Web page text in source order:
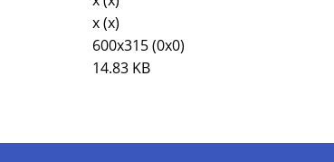
x(x)
600x315(0x0)
14.83 KB